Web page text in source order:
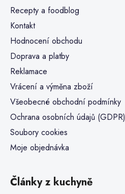
Recepty a foodblog
Kontakt
Hodnocení obchodu
Doprava a platby
Reklamace
Vrácení a výměna zboží
Všeobecné obchodní podmínky
Ochrana osobních údajů (GDPR)
Soubory cookies
Moje objednávka
Články z kuchyně